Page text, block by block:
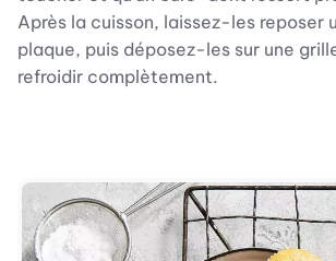
Après la cuisson, laissez-les reposer
plaque, puis déposez-les sur une
refroidir complètement.